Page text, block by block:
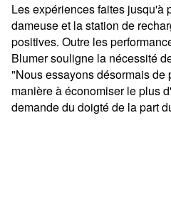
Les expériences faites jusqu'à
dameuse et la station de
positives. Outre les
Blumer souligne la nécessité
"Nous essayons désormais
manière à économiser le plus
demande du doigté de la part